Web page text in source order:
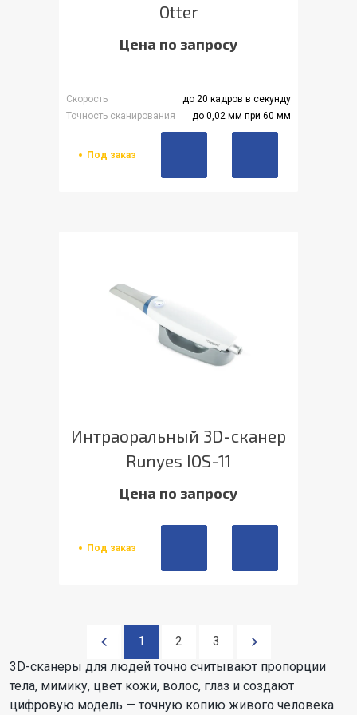
Otter
Цена по запросу
Скорость
до 20 кадров в секунду
Точность сканирования
до 0,02 мм при 60 мм
Под заказ
Интраоральный 3D-сканер
Runyes IOS-11
Цена по запросу
Под заказ
1 2
3
3D-сканеры для людей точно считывают пропорции
тела, мимику, цвет кожи, волос, глаз и создают
цифровую модель — точную копию живого человека.